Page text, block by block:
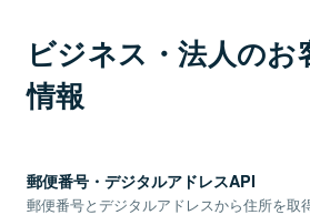
ビジネス・法人のお
情報
郵便番号・デジタルアドレスAPI
郵便番号とデジタルアドレスから住所を取